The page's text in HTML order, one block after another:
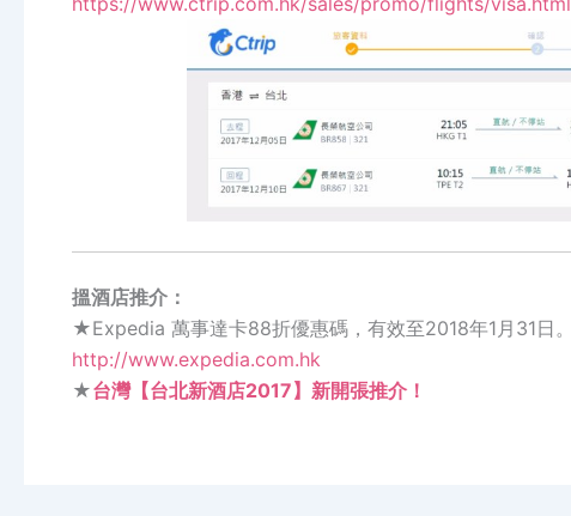
搵酒店推介：
★Expedia 萬事達卡88折優惠碼，有效至2018年1月31日。
http://www.expedia.com.hk
★台灣【台北新酒店2017】新開張推介！